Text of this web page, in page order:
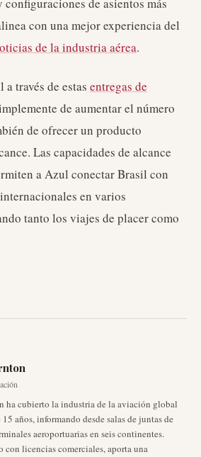
con una mejor experiencia del
de la industria aérea.
través de estas entregas de
de aumentar el número
de ofrecer un producto
Las capacidades de alcance
a Azul conectar Brasil con
en varios
tanto los viajes de placer como
ha cubierto la industria de la aviación global
años, informando desde salas de juntas de
aeroportuarias en seis continentes.
con licencias comerciales, aporta una